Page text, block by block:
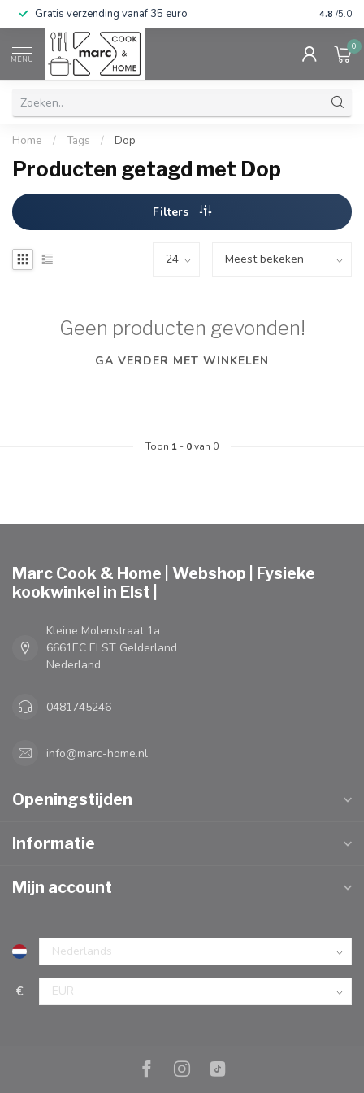
Gratis verzending vanaf 35 euro 4.8 /5.0
MENU
0
Home / Tags / Dop
Producten getagd met Dop
Filters
Geen producten gevonden!
GA VERDER MET WINKELEN
Toon 1 - 0van 0
Marc Cook & Home | Webshop | Fysieke
kookwinkel in Elst |
Kleine Molenstraat 1a
6661EC ELST Gelderland
Nederland
0481745246
info@marc-home.nl
Openingstijden
Informatie
Mijn account
€